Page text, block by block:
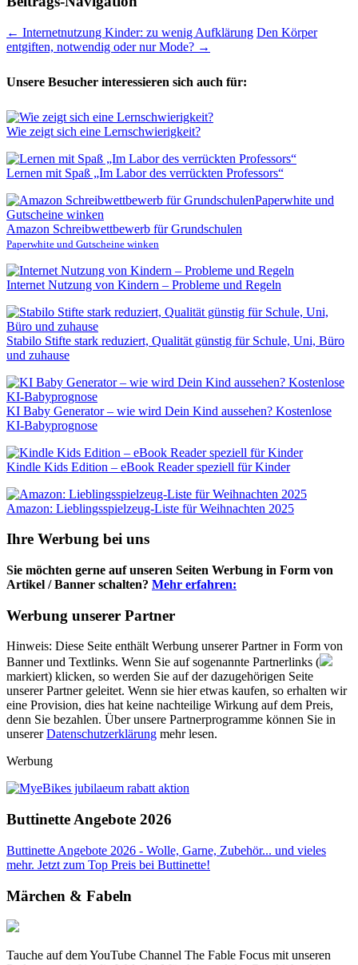
← Internetnutzung Kinder: zu wenig Aufklärung Den Körper
entgiften, notwendig oder nur Mode? →
Unsere Besucher interessieren sich auch für:
Wie zeigt sich eine Lernschwierigkeit?
Lernen mit Spaß „Im Labor des verrückten Professors“
Amazon Schreibwettbewerb für Grundschulen
Paperwhite und Gutscheine winken
Internet Nutzung von Kindern – Probleme und Regeln
Stabilo Stifte stark reduziert, Qualität günstig für Schule, Uni, Büro
und zuhause
KI Baby Generator – wie wird Dein Kind aussehen? Kostenlose
KI-Babyprognose
Kindle Kids Edition – eBook Reader speziell für Kinder
Amazon: Lieblingsspielzeug-Liste für Weihnachten 2025
Ihre Werbung bei uns
Sie möchten gerne auf unseren Seiten Werbung in Form von
Artikel / Banner schalten? Mehr erfahren:
Werbung unserer Partner
Hinweis: Diese Seite enthält Werbung unserer Partner in Form von
Banner und Textlinks. Wenn Sie auf sogenannte Partnerlinks (
markiert) klicken, so werden Sie auf der dazugehörigen Seite
unserer Partner geleitet. Wenn sie hier etwas kaufen, so erhalten wir
eine Provision, dies hat keine nachteilige Wirkung auf dem Preis,
denn Sie bezahlen. Über unsere Partnerprogramme können Sie in
unsererDatenschutzerklärung mehr lesen.
Werbung
Buttinette Angebote 2026
Buttinette Angebote 2026 - Wolle, Garne, Zubehör... und vieles
mehr. Jetzt zum Top Preis bei Buttinette!
Märchen & Fabeln
Tauche auf dem YouTube Channel The Fable Focus mit unseren